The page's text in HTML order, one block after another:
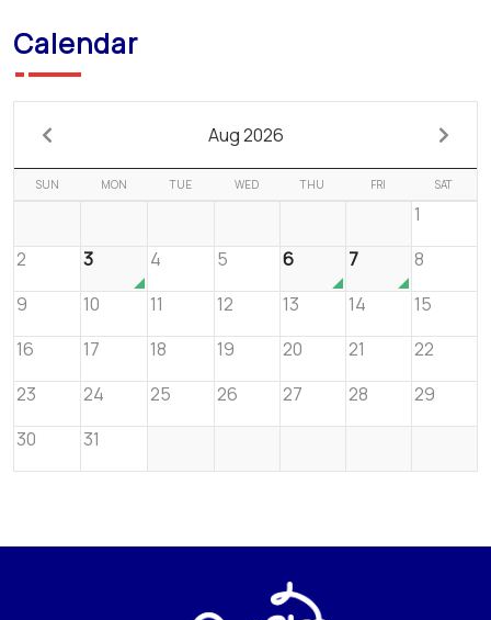
Calendar
Aug 2026
SUN MON TUE WED THU FRI SAT
1
2
3 4 5 6 7
8
9
10 11 12 13 14
15
16
17 18 19 20 21
22
23
24 25 26 27 28
29
30
31